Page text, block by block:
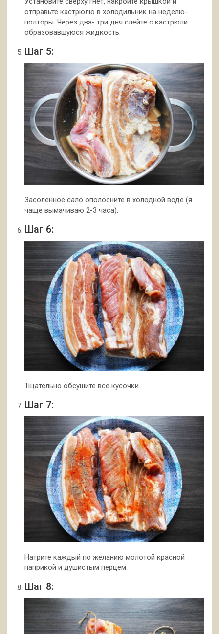
отправьте кастрюлю в холодильник на неделю-
полторы. Через два- три дня слейте с кастрюли
образовавшуюся жидкость.
Шаг 5:
Засоленное сало ополосните в холодной воде (я
чаще вымачиваю 2-3 часа).
Шаг 6:
Тщательно обсушите все кусочки.
Шаг 7:
Натрите каждый по желанию молотой красной
паприкой и душистым перцем.
Шаг 8: